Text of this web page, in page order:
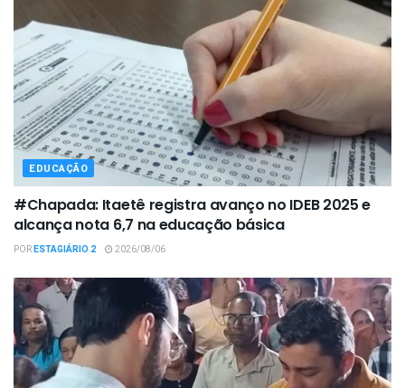
EDUCAÇÃO
#Chapada: Itaetê registra avanço no IDEB 2025 e
alcança nota 6,7 na educação básica
PORESTAGIÁRIO 2 2026/08/06